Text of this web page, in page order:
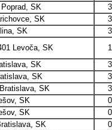
SK
SK
SK
Levoča, SK
SK
SK
SK
SK
SK
SK